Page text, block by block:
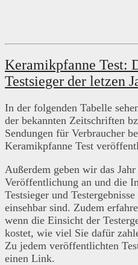
Keramikpfanne Test:
Testsieger der letzen
In der folgenden Tabelle
der bekannten Zeitschriften
Sendungen für Verbraucher
Keramikpfanne Test
Außerdem geben wir das Jahr
Veröffentlichung an und die
Testsieger und
einsehbar sind. Zudem
wenn die Einsicht der
kostet, wie viel Sie dafür
Zu jedem veröffentlichten
einen Link.